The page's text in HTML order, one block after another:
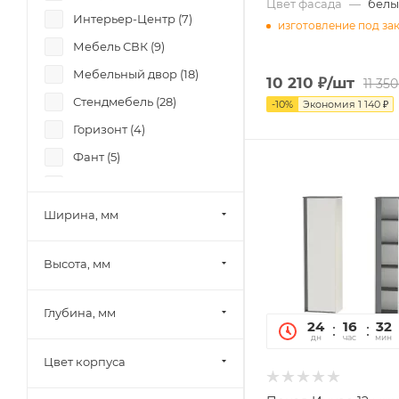
Цвет фасада —
изготовление под
10 210 ₽/шт 11 350
-10% Экономия 1 140 ₽
24
дн
16
час
32
мин
Интерьер-Центр (7)
Мебель СВК (9)
Мебельный двор (18)
Стендмебель (28)
Горизонт (4)
Фант (5)
Памир (
Миф (33
Mobi (
Ширина, мм
Высота, мм
Глубина, мм
Цвет корпуса